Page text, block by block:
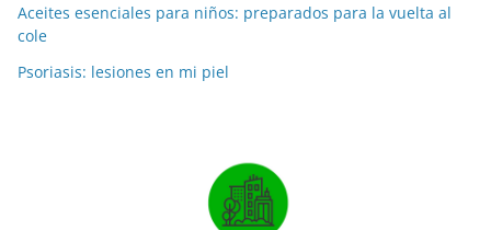
Aceites esenciales para niños: preparados para la vuelta al
cole
Psoriasis: lesiones en mi piel